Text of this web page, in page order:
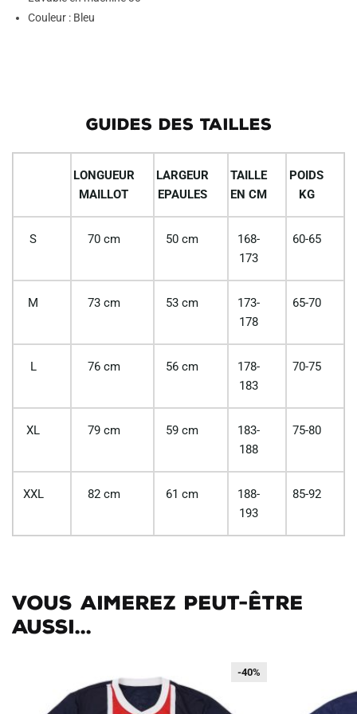
Couleur : Bleu
GUIDES DES TAILLES
LONGUEUR
MAILLOT
LARGEUR
EPAULES
TAILLE
EN CM
POIDS
KG
S 70 cm 50 cm
168-
173
60-65
M 73 cm 53 cm
173-
178
65-70
L 76 cm 56 cm
178-
183
70-75
XL 79 cm 59 cm
183-
188
75-80
XXL 82 cm 61 cm
188-
193
85-92
Vous aimerez peut-être
aussi...
-40%
-40%